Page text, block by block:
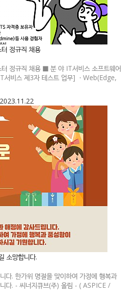
정규직 채용
정규직 채용 ■ 분 야 IT서비스 소프트웨어
서비스 제3자 테스트 업무] ㆍWeb(Edge,
2023.11.22
소망합니다.
다. 한가위 명절을 맞이하여 가정에 행복과
다. - 씨너지큐브(주) 올림 - ( ASPICE /